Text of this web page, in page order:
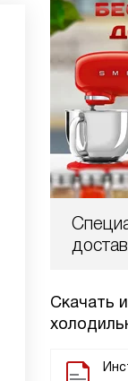
Скачать